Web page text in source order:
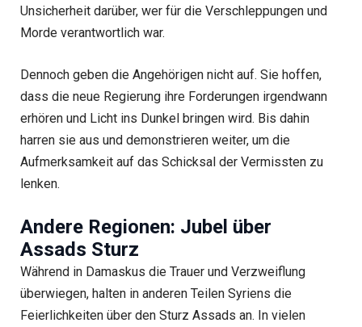
Unsicherheit darüber, wer für die Verschleppungen und
Morde verantwortlich war.
Dennoch geben die Angehörigen nicht auf. Sie hoffen,
dass die neue Regierung ihre Forderungen irgendwann
erhören und Licht ins Dunkel bringen wird. Bis dahin
harren sie aus und demonstrieren weiter, um die
Aufmerksamkeit auf das Schicksal der Vermissten zu
lenken.
Andere Regionen: Jubel über
Assads Sturz
Während in Damaskus die Trauer und Verzweiflung
überwiegen, halten in anderen Teilen Syriens die
Feierlichkeiten über den Sturz Assads an. In vielen